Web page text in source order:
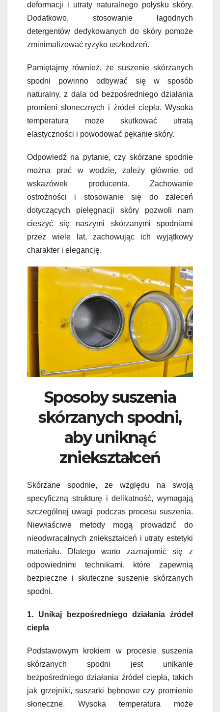
deformacji i utraty naturalnego połysku skóry.
Dodatkowo, stosowanie łagodnych
detergentów dedykowanych do skóry pomoże
zminimalizować ryzyko uszkodzeń.
Pamiętajmy również, że suszenie skórzanych
spodni powinno odbywać się w sposób
naturalny, z dala od bezpośredniego działania
promieni słonecznych i źródeł ciepła. Wysoka
temperatura może skutkować utratą
elastyczności i powodować pękanie skóry.
Odpowiedź na pytanie, czy skórzane spodnie
można prać w wodzie, zależy głównie od
wskazówek producenta. Zachowanie
ostrożności i stosowanie się do zaleceń
dotyczących pielęgnacji skóry pozwoli nam
cieszyć się naszymi skórzanymi spodniami
przez wiele lat, zachowując ich wyjątkowy
charakter i elegancję.
Sposoby suszenia
skórzanych spodni,
aby uniknąć
zniekształceń
Skórzane spodnie, ze względu na swoją
specyficzną strukturę i delikatność, wymagają
szczególnej uwagi podczas procesu suszenia.
Niewłaściwe metody mogą prowadzić do
nieodwracalnych zniekształceń i utraty estetyki
materiału. Dlatego warto zaznajomić się z
odpowiednimi technikami, które zapewnią
bezpieczne i skuteczne suszenie skórzanych
spodni.
1. Unikaj bezpośredniego działania źródeł
ciepła
Podstawowym krokiem w procesie suszenia
skórzanych spodni jest unikanie
bezpośredniego działania źródeł ciepła, takich
jak grzejniki, suszarki bębnowe czy promienie
słoneczne. Wysoka temperatura może